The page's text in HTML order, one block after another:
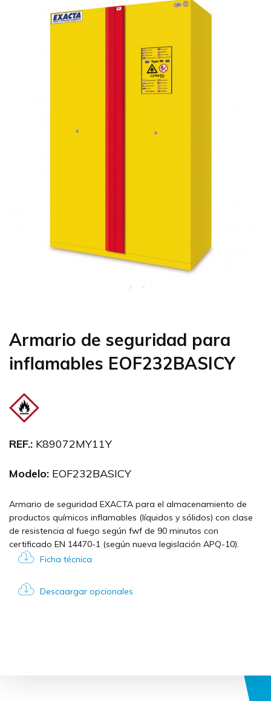
Armario de seguridad para
inflamables EOF232BASICY
REF.: K89072MY11Y
Modelo: EOF232BASICY
Armario de seguridad EXACTA para el almacenamiento de
productos químicos inflamables (líquidos y sólidos) con clase
de resistencia al fuego según fwf de 90 minutos con
certificado EN 14470-1 (según nueva legislación APQ-10).
Ficha técnica
Descaargar opcionales